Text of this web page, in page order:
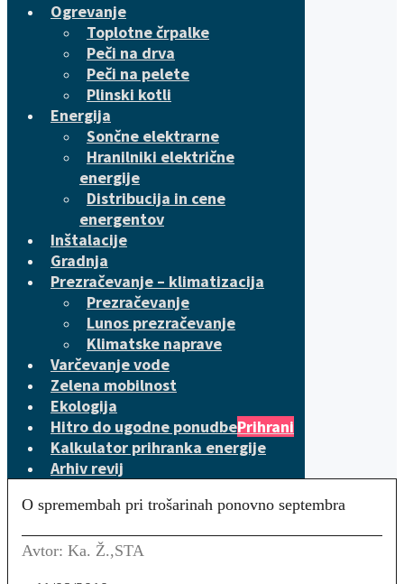
Ogrevanje
Toplotne črpalke
Peči na drva
Peči na pelete
Plinski kotli
Energija
Sončne elektrarne
Hranilniki električne
energije
Distribucija in cene
energentov
Inštalacije
Gradnja
Prezračevanje – klimatizacija
Prezračevanje
Lunos prezračevanje
Klimatske naprave
Varčevanje vode
Zelena mobilnost
Ekologija
Hitro do ugodne ponudbePrihrani
Kalkulator prihranka energije
Arhiv revij
O spremembah pri trošarinah ponovno septembra
Avtor: Ka. Ž.,STA